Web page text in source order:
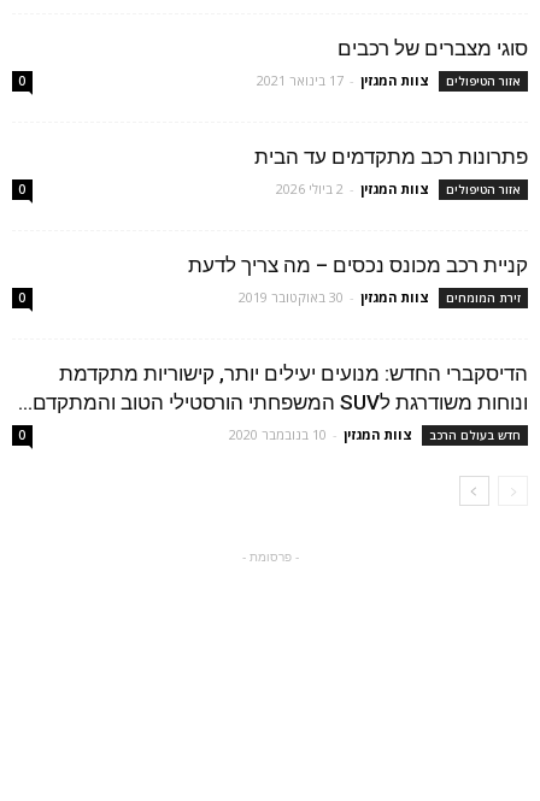
סוגי מצברים של רכבים
אזור הטיפולים צוות המגזין - 17 בינואר 2021 0
פתרונות רכב מתקדמים עד הבית
אזור הטיפולים צוות המגזין - 2 ביולי 2026 0
קניית רכב מכונס נכסים – מה צריך לדעת
זירת המומחים צוות המגזין - 30 באוקטובר 2019 0
הדיסקברי החדש: מנועים יעילים יותר, קישוריות מתקדמת
ונוחות משודרגת לSUV המשפחתי הורסטילי הטוב והמתקדם...
חדש בעולם הרכב צוות המגזין - 10 בנובמבר 2020 0
- פרסומת -